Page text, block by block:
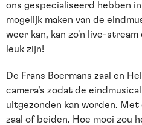
ons gespecialiseerd hebben
mogelijk maken van de
weer kan, kan zo'n live-
leuk zijn!
De Frans Boermans zaal en
camera’s zodat de
uitgezonden kan worden.
zaal of beiden. Hoe mooi zou